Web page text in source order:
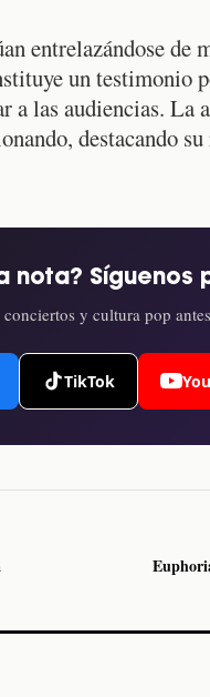
entrelazándose de
un testimonio
las audiencias. La
destacando
nota? Síguenos
y cultura pop
TikTok